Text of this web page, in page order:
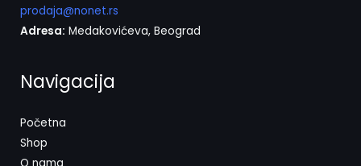
prodaja@nonet.rs
Adresa: Medakovićeva, Beograd
Navigacija
Početna
Shop